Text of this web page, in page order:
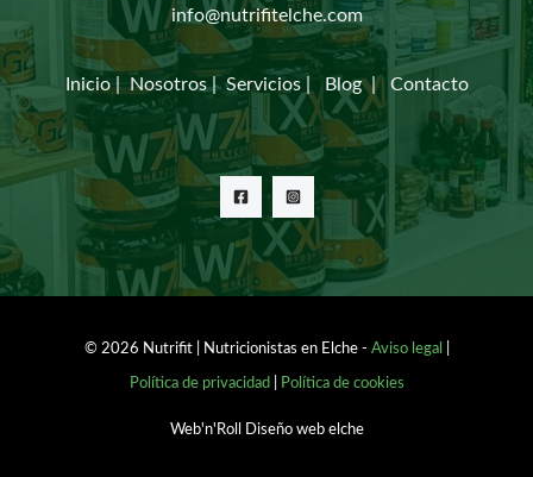
info@nutrifitelche.com
Inicio|Nosotros|Servicios| Blog| Contacto
© 2026 Nutrifit | Nutricionistas en Elche - Aviso legal
Política de privacidad Política de cookies
Web'n'Roll Diseño web elche